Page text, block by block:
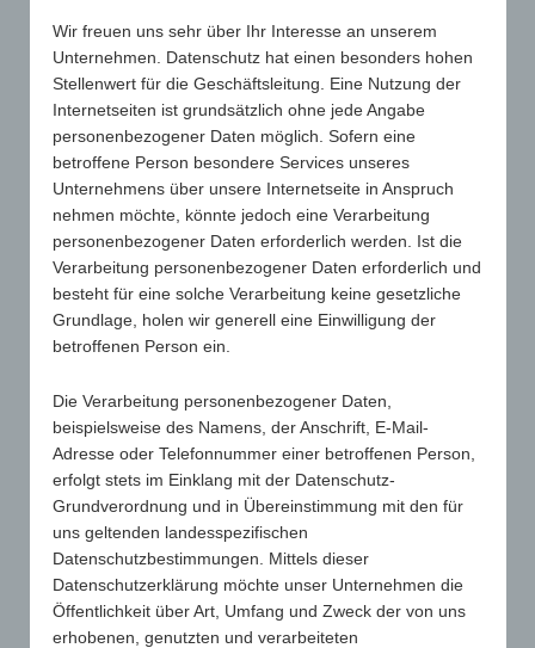
vonOlaf Fricke|Juli 4, 2023|Alle,Familienrecht
EuGHMR, Urteil v. 10.11.2022 – Beschwerde Nr.
25426/20 Der Europäische Gerichtshof für
Menschenrechte (EuGHMR) hat in seinem Urteil vom
10. November 2022 (Beschwerde Nr. 25426/20)
festgestellt, dass ein Gericht seine Pflicht zur
Sachaufklärung und zum Kindesschutz...
Verzicht auf Morgengabe
vonOlaf Fricke|Juli 4, 2023|Alle
Oberlandesgericht Celle, Beschluss v. 24.1.2023 – 17
WF 8/23 Am 5. April 2023 hat das Oberlandesgericht
Celle in einem Beschluss (Aktenzeichen: 17 WF 8/23)
Wir freuen uns sehr über Ihr Interesse an unserem
Unternehmen. Datenschutz hat einen besonders hohen
Stellenwert für die Geschäftsleitung. Eine Nutzung der
Internetseiten ist grundsätzlich ohne jede Angabe
personenbezogener Daten möglich. Sofern eine
betroffene Person besondere Services unseres
Unternehmens über unsere Internetseite in Anspruch
nehmen möchte, könnte jedoch eine Verarbeitung
personenbezogener Daten erforderlich werden. Ist die
Verarbeitung personenbezogener Daten erforderlich und
besteht für eine solche Verarbeitung keine gesetzliche
Grundlage, holen wir generell eine Einwilligung der
betroffenen Person ein.
Die Verarbeitung personenbezogener Daten,
beispielsweise des Namens, der Anschrift, E-Mail-
Adresse oder Telefonnummer einer betroffenen Person,
erfolgt stets im Einklang mit der Datenschutz-
Grundverordnung und in Übereinstimmung mit den für
uns geltenden landesspezifischen
Datenschutzbestimmungen. Mittels dieser
Datenschutzerklärung möchte unser Unternehmen die
Öffentlichkeit über Art, Umfang und Zweck der von uns
erhobenen, genutzten und verarbeiteten